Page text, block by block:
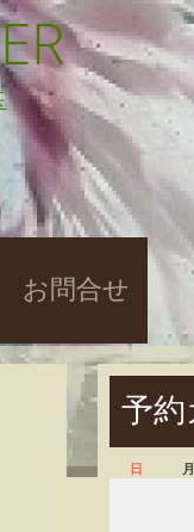
お問合せ
予
日 月